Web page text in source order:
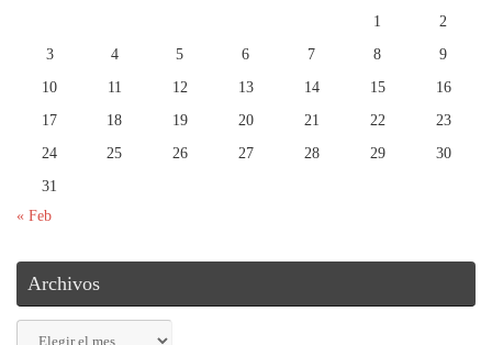
1
2
3
4 5 6 7 8
9
10
11 12 13 14 15
16
17
18 19 20 21 22
23
24
25 26 27 28 29
30
31
« Feb
Archivos